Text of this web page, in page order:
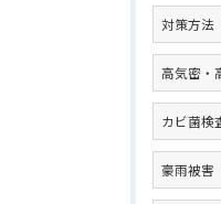
対策方法
高気密・
カビ菌検
豪雨被害